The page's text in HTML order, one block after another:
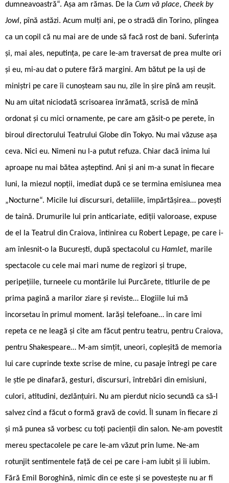
dumneavoastră“. Așa am rămas. De la Cum vă place, Cheek by
Jowl, pînă astăzi. Acum mulți ani, pe o stradă din Torino, plîngea
ca un copil că nu mai are de unde să facă rost de bani. Suferința
și, mai ales, neputința, pe care le-am traversat de prea multe ori
și eu, mi-au dat o putere fără margini. Am bătut pe la uși de
miniștri pe care îi cunoșteam sau nu, zile în șire pînă am reușit.
Nu am uitat niciodată scrisoarea înrămată, scrisă de mînă
ordonat și cu mici ornamente, pe care am găsit-o pe perete, în
biroul directorului Teatrului Globe din Tokyo. Nu mai văzuse așa
ceva. Nici eu. Nimeni nu l-a putut refuza. Chiar dacă inima lui
aproape nu mai bătea așteptînd. Ani și ani m-a sunat în fiecare
luni, la miezul nopții, imediat după ce se termina emisiunea mea
„Nocturne“. Micile lui discursuri, detaliile, împărtășirea… povești
de taină. Drumurile lui prin anticariate, ediții valoroase, expuse
de el la Teatrul din Craiova, întînirea cu Robert Lepage, pe care i-
am înlesnit-o la București, după spectacolul cu Hamlet, marile
spectacole cu cele mai mari nume de regizori și trupe,
peripețiile, turneele cu montările lui Purcărete, titlurile de pe
prima pagină a marilor ziare și reviste… Elogiile lui mă
încorsetau în primul moment. Iarăși telefoane… în care îmi
repeta ce ne leagă și cîte am făcut pentru teatru, pentru Craiova,
pentru Shakespeare… M-am simțit, uneori, copleșită de memoria
lui care cuprinde texte scrise de mine, cu pasaje întregi pe care
le știe pe dinafară, gesturi, discursuri, întrebări din emisiuni,
culori, atitudini, dezlănțuiri. Nu am pierdut nicio secundă ca să-l
salvez cînd a făcut o formă gravă de covid. Îl sunam în fiecare zi
și mă punea să vorbesc cu toți pacienții din salon. Ne-am povestit
mereu spectacolele pe care le-am văzut prin lume. Ne-am
rotunjit sentimentele față de cei pe care i-am iubit și îi iubim.
Fără Emil Boroghină, nimic din ce este și se povestește nu ar fi